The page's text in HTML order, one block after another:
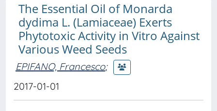
The Essential Oil of Monarda
dydima L. (Lamiaceae) Exerts
Phytotoxic Activity in Vitro Against
Various Weed Seeds
EPIFANO, Francesco;
2017-01-01